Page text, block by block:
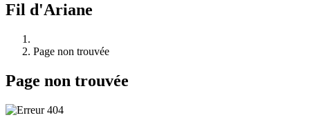
Fil d'Ariane
Page non trouvée
Page non trouvée